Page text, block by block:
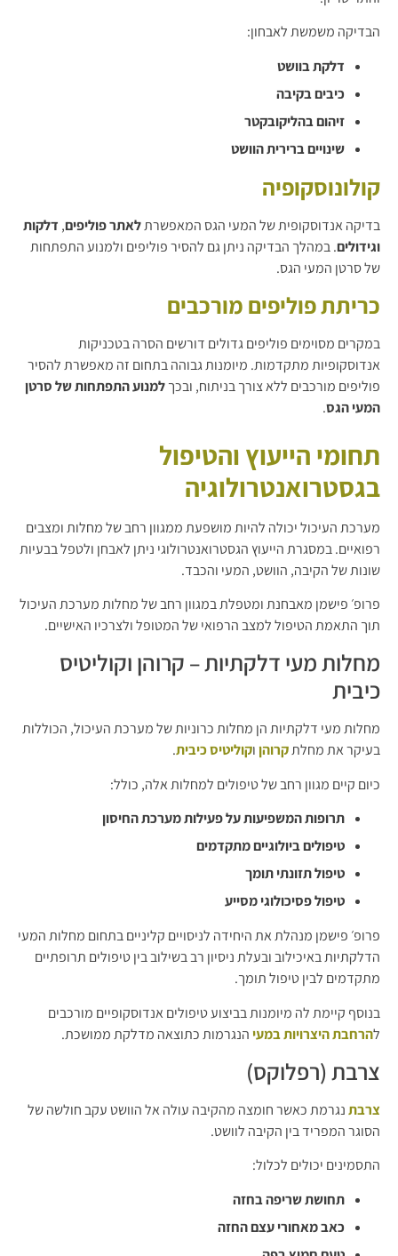
הבדיקה משמשת לאבחון:
דלקת בוושט
כיבים בקיבה
זיהום בהליקובקטר
שינויים ברירית הוושט
קולונוסקופיה
בדיקה אנדוסקופית של המעי הגס המאפשרתלאתר פוליפים, דלקות
וגידולים. במהלך הבדיקה ניתן גם להסיר פוליפים ולמנוע התפתחות
של סרטן המעי הגס.
כריתת פוליפים מורכבים
במקרים מסוימים פוליפים גדולים דורשים הסרה בטכניקות
אנדוסקופיות מתקדמות. מיומנות גבוהה בתחום זה מאפשרת להסיר
פוליפים מורכבים ללא צורך בניתוח, ובכךלמנוע התפתחות של סרטן
המעי הגס.
תחומי הייעוץ והטיפול
בגסטרואנטרולוגיה
מערכת העיכול יכולה להיות מושפעת ממגוון רחב של מחלות ומצבים
רפואיים. במסגרת הייעוץ הגסטרואנטרולוגי ניתן לאבחן ולטפל בבעיות
שונות של הקיבה, הוושט, המעי והכבד.
פרופ׳ פישמן מאבחנת ומטפלת במגוון רחב של מחלות מערכת העיכול
תוך התאמת הטיפול למצב הרפואי של המטופל ולצרכיו האישיים.
מחלות מעי דלקתיות – קרוהן וקוליטיס
כיבית
מחלות מעי דלקתיות הן מחלות כרוניות של מערכת העיכול, הכוללות
בעיקר את מחלתקרוהןוקוליטיס כיבית.
כיום קיים מגוון רחב של טיפולים למחלות אלה, כולל:
תרופות המשפיעות על פעילות מערכת החיסון
טיפולים ביולוגיים מתקדמים
טיפול תזונתי תומך
טיפול פסיכולוגי מסייע
פרופ׳ פישמן מנהלת את היחידה לניסויים קליניים בתחום מחלות המעי
הדלקתיות באיכילוב ובעלת ניסיון רב בשילוב בין טיפולים תרופתיים
מתקדמים לבין טיפול תומך.
בנוסף קיימת לה מיומנות בביצוע טיפולים אנדוסקופיים מורכבים
להרחבת היצרויות במעיהנגרמות כתוצאה מדלקת ממושכת.
צרבת (רפלוקס)
צרבתנגרמת כאשר חומצה מהקיבה עולה אל הוושט עקב חולשה של
הסוגר המפריד בין הקיבה לוושט.
התסמינים יכולים לכלול:
תחושת שריפה בחזה
כאב מאחורי עצם החזה